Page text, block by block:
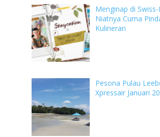
Menginap di
Niatnya Cuma
Kulineran
Pesona Pulau
Xpressair Januari